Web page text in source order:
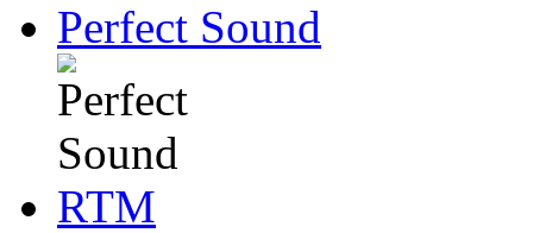
Perfect Sound
RTM